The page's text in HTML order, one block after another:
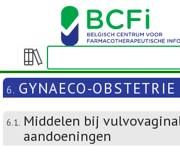
Weergeven/verbergen
inhoudstafel
6. GYNAECO-OBSTETRIE
6.1. Middelen bij
aandoeningen